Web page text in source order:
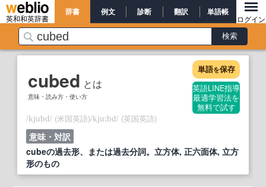
英和和英辞書
辞書 例文 診断 翻訳 単語帳
ログイン
cubed とは
意味・読み方・使い方
単語を保存
英語LINE指導
最適学習法を
無料で試す
/kjubd/ (米国英語)/kju:bd/ (英国英語)
意味・対訳
cubeの過去形、または過去分詞。立方体, 正六面体, 立方
形のもの